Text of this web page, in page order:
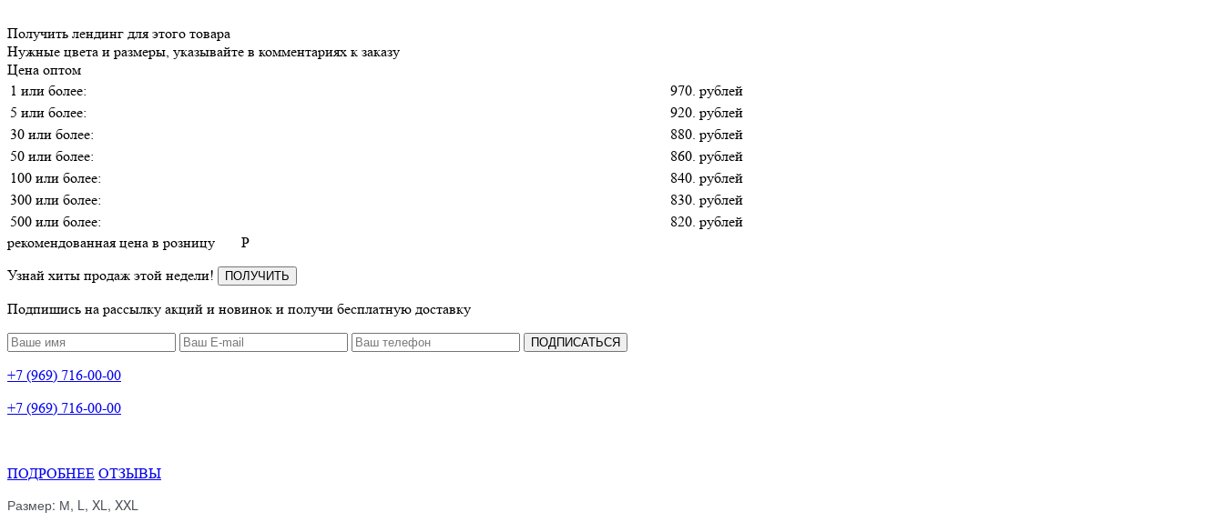
Получить лендинг для этого товара
Нужные цвета и размеры, указывайте в комментариях к заказу
Цена оптом
1 или более:
970. рублей
5 или более:
920. рублей
30 или более:
880. рублей
50 или более:
860. рублей
100 или более:
840. рублей
300 или более:
830. рублей
500 или более:
820. рублей
рекомендованная цена в розницу
P
Узнай хиты продаж этой недели!
ПОЛУЧИТЬ
Подпишись на рассылку акций и новинок и получи бесплатную доставку
ПОДПИСАТЬСЯ
+7 (969) 716-00-00
+7 (969) 716-00-00
ПОДРОБНЕЕ ОТЗЫВЫ
Размер: М, L, XL, XXL